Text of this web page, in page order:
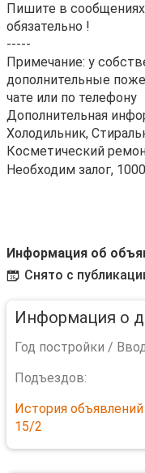
Пишите в
обязательно !
-----
Примечание: у
дополнительные
чате или по телефону
Дополнительная
Холодильник,
Косметический
Необходим залог,
Информация об
Снято с
Информация о
Год постройки /
Подъездов:
История
15/2